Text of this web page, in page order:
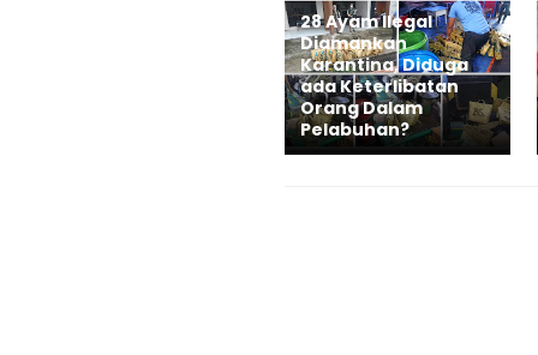
28 Ayam Ilegal
Diamankan
Karantina, Diduga
ada Keterlibatan
Orang Dalam
Pelabuhan?